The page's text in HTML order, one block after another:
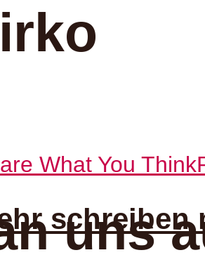
uns
What You Think
schreiben